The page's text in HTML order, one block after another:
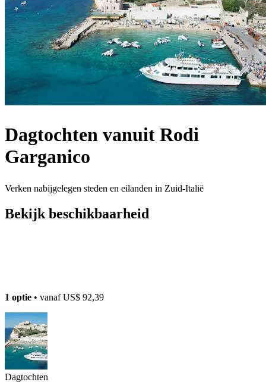
Dagtochten vanuit Rodi
Garganico
Verken nabijgelegen steden en eilanden in Zuid-Italië
Bekijk beschikbaarheid
1 optie • vanafUS$ 92,39
Dagtochten